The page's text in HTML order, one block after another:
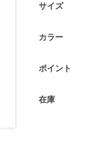
サイズ
カラー
ポイント
在庫